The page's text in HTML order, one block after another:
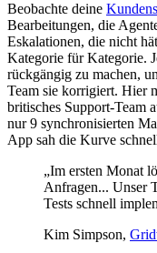
Beobachte deine
Bearbeitungen, die
Eskalationen, die nicht
Kategorie für Kategorie.
rückgängig zu machen,
Team sie korrigiert. Hier
britisches Support-Team
nur 9 synchronisierten
App sah die Kurve
„Im ersten Monat
Anfragen... Unser
Tests schnell
Kim Simpson,